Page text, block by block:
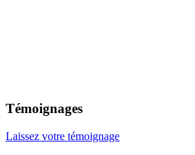
Témoignages
Laissez votre témoignage